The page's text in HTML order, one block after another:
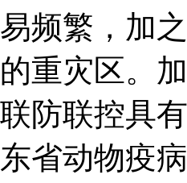
易频繁，加
的重灾区。
联防联控具
东省动物疫